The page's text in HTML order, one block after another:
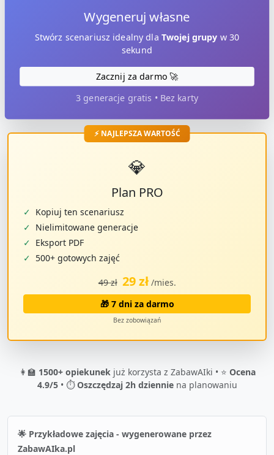
Wygeneruj własne
Stwórz scenariusz idealny dla Twojej grupy w 30
sekund
Zacznij za darmo 🚀
3 generacje gratis • Bez karty
⚡ NAJLEPSZA WARTOŚĆ
💎
Plan PRO
✓ Kopiuj ten scenariusz
✓ Nielimitowane generacje
✓ Eksport PDF
✓ 500+ gotowych zajęć
49 zł 29 zł /mies.
🎁 7 dni za darmo
Bez zobowiązań
👩‍🏫 1500+ opiekunekjuż korzysta z ZabawAIki • ⭐ Ocena
4.9/5• ⏱️Oszczędzaj 2h dzienniena planowaniu
🌟 Przykładowe zajęcia - wygenerowane przez
ZabawAIka.pl